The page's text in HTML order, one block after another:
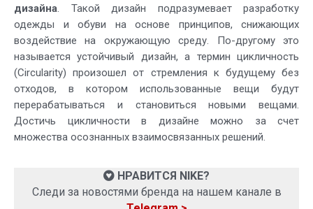
дизайна. Такой дизайн подразумевает разработку
одежды и обуви на основе принципов, снижающих
воздействие на окружающую среду. По-другому это
называется устойчивый дизайн, а термин цикличность
(Circularity) произошел от стремления к будущему без
отходов, в котором использованные вещи будут
перерабатываться и становиться новыми вещами.
Достичь цикличности в дизайне можно за счет
множества осознанных взаимосвязанных решений.
НРАВИТСЯ NIKE?
Следи за новостями бренда на нашем канале в